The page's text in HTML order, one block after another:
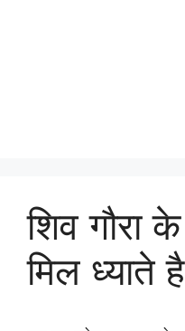
शिव गौरा
मिल ध्याते है